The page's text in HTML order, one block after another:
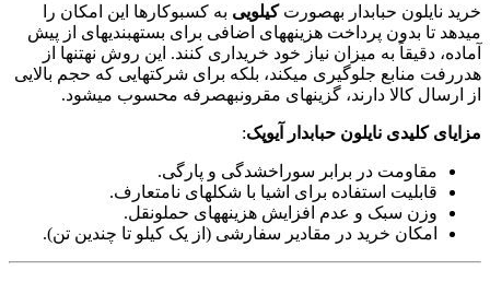
خرید نایلون حبابدار بهصورتکیلویی به کسبوکارها این امکان را
میدهد تا بدون پرداخت هزینههای اضافی برای بستهبندیهای از پیش
آماده، دقیقاً به میزان نیاز خود خریداری کنند. این روش نهتنها از
هدررفت منابع جلوگیری میکند، بلکه برای شرکتهایی که حجم بالایی
از ارسال کالا دارند، گزینهای مقرونبهصرفه محسوب میشود.
مزایای کلیدی نایلون حبابدار آیوپک:
مقاومت در برابر سوراخشدگی و پارگی.
قابلیت استفاده برای اشیا با شکلهای نامتعارف.
وزن سبک و عدم افزایش هزینههای حملونقل.
امکان خرید در مقادیر سفارشی (از یک کیلو تا چندین تن).